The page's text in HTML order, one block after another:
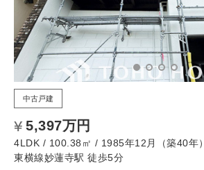
中古戸建
5,397万円
4LDK / 100.38㎡ / 1985年12月（築40年）
東横線妙蓮寺駅 徒歩5分